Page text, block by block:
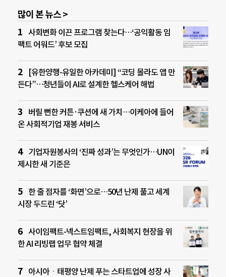
많이 본 뉴스 >
사회변화 이끈 프로그램 찾는다…‘공익활동 임
팩트 어워드’ 후보 모집
[유한양행-유일한 아카데미] “코딩 몰라도 앱 만
든다”…청년들이 AI로 설계한 헬스케어 해법
버릴 뻔한 커튼·쿠션에 새 가치…이케아에 들어
온 사회적기업 재봉 서비스
기업자원봉사의 ‘진짜 성과’는 무엇인가…UN이
제시한 새 기준은
한 줄 점자를 ‘화면’으로…50년 난제 풀고 세계
시장 두드린 ‘닷’
사이임팩트-넥스트임팩트, 사회복지 현장을 위
한 AI 리빙랩 업무 협약 체결
아시아ㆍ태평양 난제 푸는 스타트업에 성장 사